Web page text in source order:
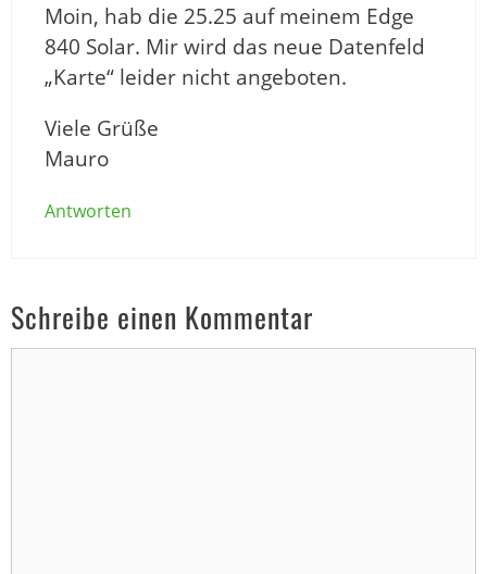
Moin, hab die 25.25 auf meinem Edge
840 Solar. Mir wird das neue Datenfeld
„Karte“ leider nicht angeboten.
Viele Grüße
Mauro
Antworten
Schreibe einen Kommentar